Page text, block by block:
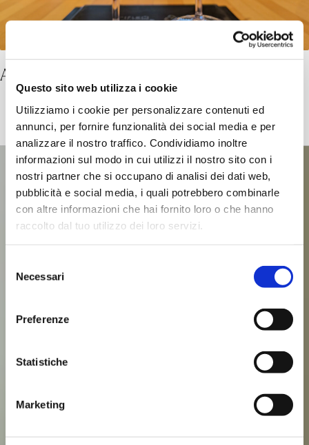
Questo sito web utilizza i cookie
Utilizziamo i cookie per personalizzare contenuti ed
annunci, per fornire funzionalità dei social media e per
analizzare il nostro traffico. Condividiamo inoltre
informazioni sul modo in cui utilizzi il nostro sito con i
nostri partner che si occupano di analisi dei dati web,
pubblicità e social media, i quali potrebbero combinarle
con altre informazioni che hai fornito loro o che hanno
raccolto dal tuo utilizzo dei loro servizi.
delNecessari
Preferenze
Statistiche
Marketing
Aperol Spritz e Hugo